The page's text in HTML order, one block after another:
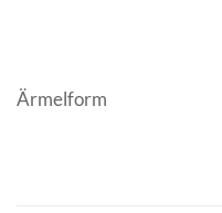
Ärmelform